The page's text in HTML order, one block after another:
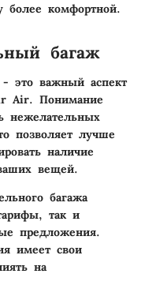
более комфортной.
багаж
это важный аспект
Air. Понимание
нежелательных
позволяет лучше
наличие
вещей.
багажа
так и
предложения.
имеет свои
на